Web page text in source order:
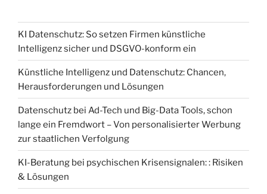
KI Datenschutz: So setzen Firmen künstliche
Intelligenz sicher und DSGVO-konform ein
Künstliche Intelligenz und Datenschutz: Chancen,
Herausforderungen und Lösungen
Datenschutz bei Ad-Tech und Big-Data Tools, schon
lange ein Fremdwort – Von personalisierter Werbung
zur staatlichen Verfolgung
KI-Beratung bei psychischen Krisensignalen: : Risiken
& Lösungen